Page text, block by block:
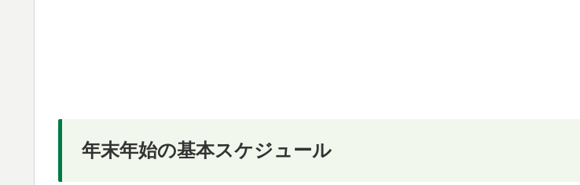
年末年始の基本スケジュール